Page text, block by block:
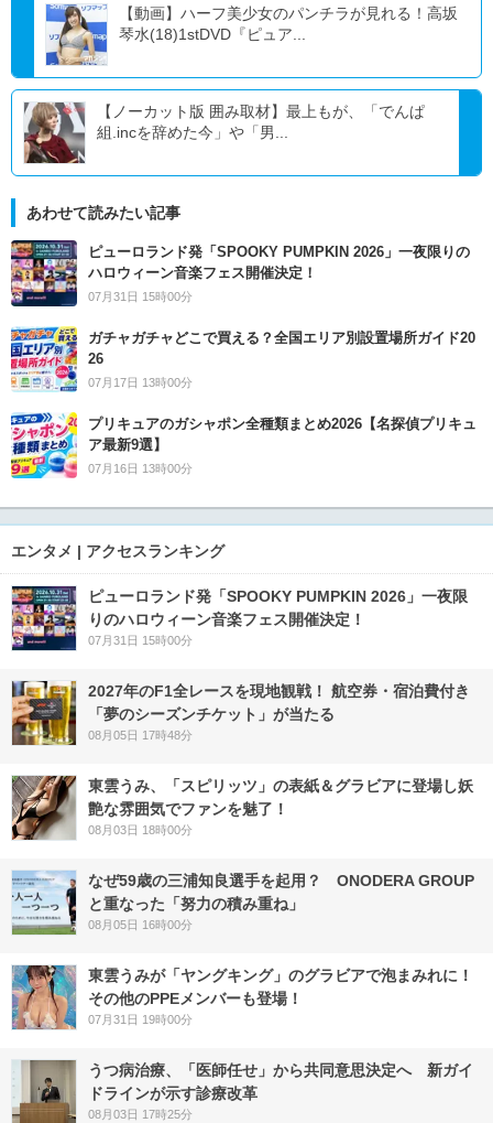
【動画】ハーフ美少女のパンチラが見れる！高坂
琴水(18)1stDVD『ピュア...
【ノーカット版 囲み取材】最上もが、「でんぱ
組.incを辞めた今」や「男...
あわせて読みたい記事
ピューロランド発「SPOOKY PUMPKIN 2026」一夜限りの
ハロウィーン音楽フェス開催決定！
07月31日 15時00分
ガチャガチャどこで買える？全国エリア別設置場所ガイド20
26
07月17日 13時00分
プリキュアのガシャポン全種類まとめ2026【名探偵プリキュ
ア最新9選】
07月16日 13時00分
エンタメ | アクセスランキング
ピューロランド発「SPOOKY PUMPKIN 2026」一夜限
りのハロウィーン音楽フェス開催決定！
07月31日 15時00分
2027年のF1全レースを現地観戦！ 航空券・宿泊費付き
「夢のシーズンチケット」が当たる
08月05日 17時48分
東雲うみ、「スピリッツ」の表紙＆グラビアに登場し妖
艶な雰囲気でファンを魅了！
08月03日 18時00分
なぜ59歳の三浦知良選手を起用？ ONODERA GROUP
と重なった「努力の積み重ね」
08月05日 16時00分
東雲うみが「ヤングキング」のグラビアで泡まみれに！
その他のPPEメンバーも登場！
07月31日 19時00分
うつ病治療、「医師任せ」から共同意思決定へ 新ガイ
ドラインが示す診療改革
08月03日 17時25分